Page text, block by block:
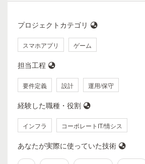
プロジェクトカテゴリ
スマホアプリ ゲーム
担当工程
要件定義 設計 運用/保守
経験した職種・役割
インフラ コーポレートIT/情シス
あなたが実際に使っていた技術